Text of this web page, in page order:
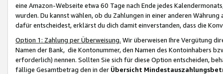
eine Amazon-Webseite etwa 60 Tage nach Ende jedes
wurden. Du kannst wählen, ob du Zahlungen in einer anderen
dafür entscheidest, erklärst du dich damit einverstanden, dass die
Option 1: Zahlung per Überweisung. Wir überweisen Ihre Vergütung
Namen der Bank, die Kontonummer, den Namen des Kontoinhabers
erforderlich) nennen. Sollten Sie sich für diese Option entscheiden,
fällige Gesamtbetrag den in der Übersicht